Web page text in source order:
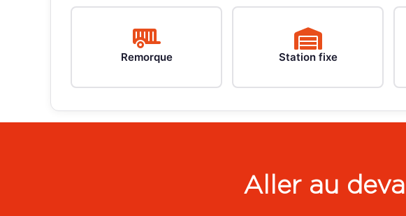
Remorque Station fixe
Aller au